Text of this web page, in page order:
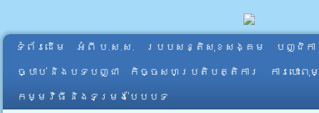
ទំព័រដើម អំពី​ ប.ស.ស. របបសន្តិសុខសង្គម បញ្ជិកា
ច្បាប់ និងបទបញ្ជា កិច្ចសហប្រតិបត្តិការ ការបោះ
កម្មវិធី និងទម្រង់បែបបទ